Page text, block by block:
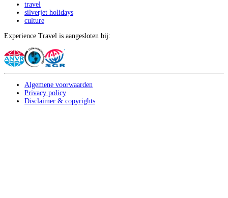
travel
silverjet holidays
culture
Experience Travel is aangesloten bij:
Algemene voorwaarden
Privacy policy
Disclaimer & copyrights